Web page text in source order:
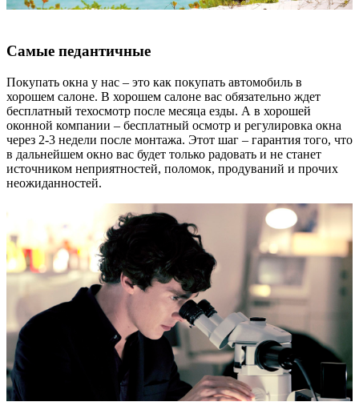
Самые педантичные
Покупать окна у нас – это как покупать автомобиль в
хорошем салоне. В хорошем салоне вас обязательно ждет
бесплатный техосмотр после месяца езды. А в хорошей
оконной компании – бесплатный осмотр и регулировка окна
через 2-3 недели после монтажа. Этот шаг – гарантия того, что
в дальнейшем окно вас будет только радовать и не станет
источником неприятностей, поломок, продуваний и прочих
неожиданностей.